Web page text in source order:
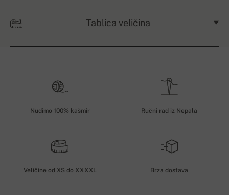
Tablica veličina
Nudimo 100% kašmir Ručni rad iz Nepala
Veličine od XS do XXXXL Brza dostava